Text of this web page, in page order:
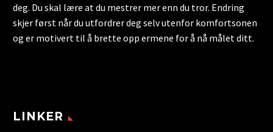
deg. Du skal lære at du mestrer mer enn du tror. Endring
skjer først når du utfordrer deg selv utenfor komfortsonen
og er motivert til å brette opp ermene for å nå målet ditt.
LINKER